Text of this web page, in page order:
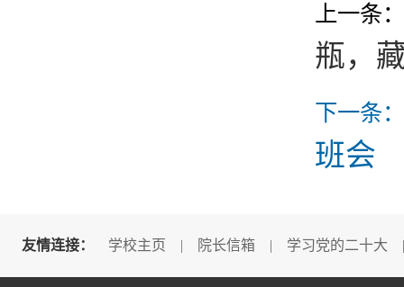
上一条：
瓶，
下一条：
班会
友情连接： 学校主页 | 院长信箱 | 学习党的二十大 |